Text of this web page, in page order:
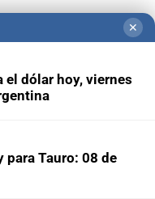
✕
el dólar hoy, viernes
para Tauro: 08 de